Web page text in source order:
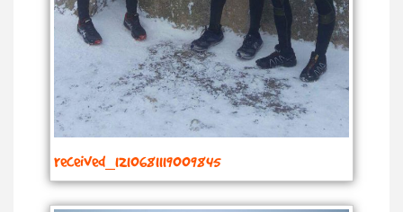
received_1210681119009845